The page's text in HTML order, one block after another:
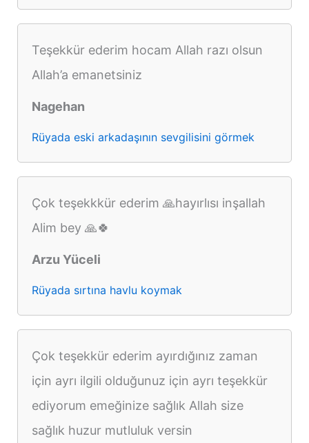
Teşekkür ederim hocam Allah razı olsun
Allah’a emanetsiniz
Nagehan
Rüyada eski arkadaşının sevgilisini görmek
Çok teşekkkür ederim 🙏hayırlısı inşallah
Alim bey 🙏🍀
Arzu Yüceli
Rüyada sırtına havlu koymak
Çok teşekkür ederim ayırdığınız zaman
için ayrı ilgili olduğunuz için ayrı teşekkür
ediyorum emeğinize sağlık Allah size
sağlık huzur mutluluk versin